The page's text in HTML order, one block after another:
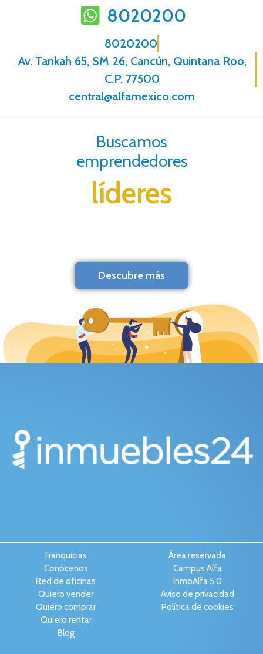
8020200
8020200
Av. Tankah 65, SM 26, Cancún, Quintana Roo,
C.P. 77500
central@alfamexico.com
Buscamos
emprendedores
líderes
Descubre más
Franquicias
Conócenos
Red de oficinas
Quiero vender
Quiero comprar
Quiero rentar
Blog
Área reservada
Campus Alfa
InmoAlfa 5.0
Aviso de privacidad
Política de cookies